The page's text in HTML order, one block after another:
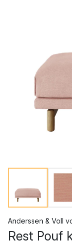
Anderssen & Voll
Rest Pouf